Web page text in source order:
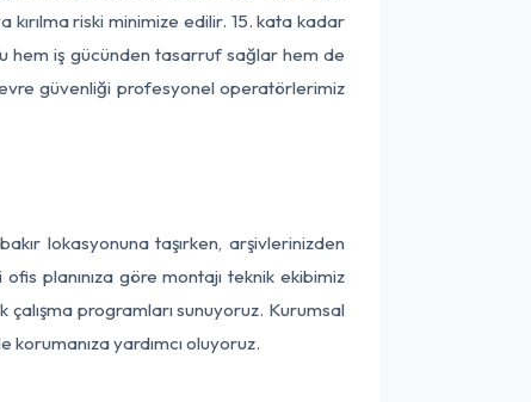
riski minimize edilir. 15. kata kadar
hem iş gücünden tasarruf sağlar hem de
güvenliği profesyonel operatörlerimiz
lokasyonuna taşırken, arşivlerinizden
planınıza göre montajı teknik ekibimiz
programları sunuyoruz. Kurumsal
korumanıza yardımcı oluyoruz.